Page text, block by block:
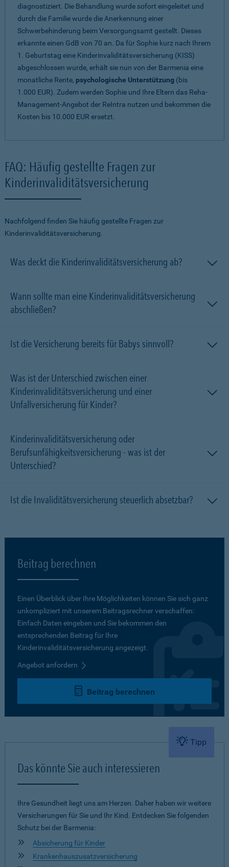
diagnostiziert. Die Behandlung wurde sofort eingeleitet und
durch die Familie wurde die Anerkennung einer
Schwerbehinderung beim Versorgungsamt gestellt. Dieses
erkannte einen GdB von 70 an. Da für Sophie kurz nach Ihrem
1. Geburtstag eine Kinderinvaliditätsversicherung (KISS)
abgeschlossen wurde, erhält sie nun von der Barmenia eine
monatliche Rente, psychologische Unterstützung (bis
1.000 EUR). Zudem werden Sophie und Ihre Eltern das Reha-
Management-Angebot der ReIntra nutzen und bekommen die
Kosten bis 10.000 EUR ersetzt.
FAQ: Häufig gestellte Fragen zur
Kinderinvaliditätsversicherung
Nachfolgend finden Sie häufig gestellte Fragen zur
Kinderinvaliditätsversicherung.
Was deckt die Kinderinvaliditätsversicherung ab?
Wann sollte man eine Kinderinvaliditätsversicherung
abschließen?
Ist die Versicherung bereits für Babys sinnvoll?
Was ist der Unterschied zwischen einer
Kinderinvaliditätsversicherung und einer
Unfallversicherung für Kinder?
Kinderinvaliditätsversicherung oder
Berufsunfähigkeitsversicherung - was ist der
Unterschied?
Ist die Invaliditätsversicherung steuerlich absetzbar?
Beitrag berechnen
Einen Überblick über Ihre Möglichkeiten können Sie sich ganz
unkompliziert mit unserem Beitragsrechner verschaffen:
Einfach Daten eingeben und Sie bekommen den
entsprechenden Beitrag für Ihre
Kinderinvaliditätsversicherung angezeigt.
Angebot anfordern
Beitrag berechnen
Tipp
Das könnte Sie auch interessieren
Ihre Gesundheit liegt uns am Herzen. Daher haben wir weitere
Versicherungen für Sie und Ihr Kind. Entdecken Sie folgenden
Schutz bei der Barmenia:
Absicherung für Kinder
Krankenhauszusatzversicherung